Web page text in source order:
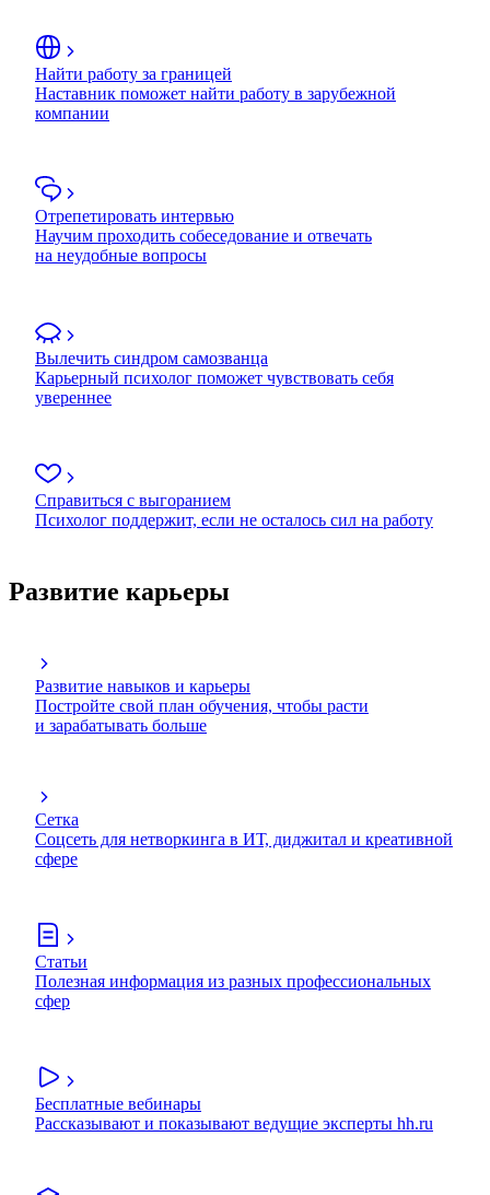
Найти работу за границей
Наставник поможет найти работу в зарубежной
компании
Отрепетировать интервью
Научим проходить собеседование и отвечать
на неудобные вопросы
Вылечить синдром самозванца
Карьерный психолог поможет чувствовать себя
увереннее
Справиться с выгоранием
Психолог поддержит, если не осталось сил на работу
Развитие карьеры
Развитие навыков и карьеры
Постройте свой план обучения, чтобы расти
и зарабатывать больше
Сетка
Соцсеть для нетворкинга в ИТ, диджитал и креативной
сфере
Статьи
Полезная информация из разных профессиональных
сфер
Бесплатные вебинары
Рассказывают и показывают ведущие эксперты hh.ru